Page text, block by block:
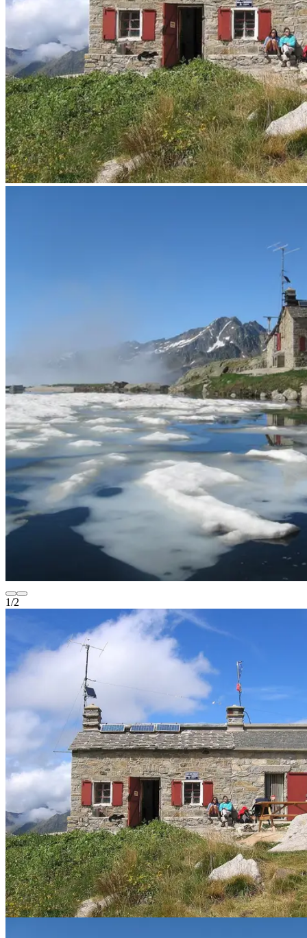
1/2